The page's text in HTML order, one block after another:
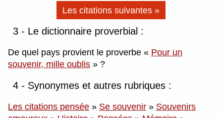
Les citations suivantes »
3 - Le dictionnaire proverbial :
De quel pays provient le proverbe
Pour un
souvenir, mille oublis
?
4 - Synonymes et autres rubriques :
Les citations pensée » Se souvenir » Souvenirs